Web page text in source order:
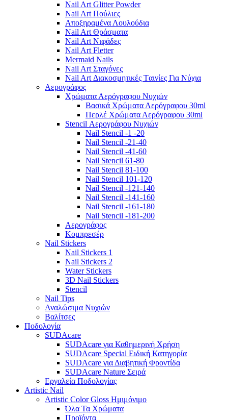
Nail Art Glitter Powder
Nail Art Πούλιες
Αποξηραμένα Λουλούδια
Nail Art Θράσματα
Nail Art Νιφάδες
Nail Art Fletter
Mermaid Nails
Nail Art Σταγόνες
Nail Art Διακοσμητικές Tαινίες Για Νύχια
Αερογράφος
Χρώματα Αερόγραφου Νυχιών
Βασικά Χρώματα Αερόγραφου 30ml
Περλέ Χρώματα Αερόγραφου 30ml
Stencil Αερογράφου Νυχιών
Nail Stencil -1 -20
Nail Stencil -21-40
Nail Stencil -41-60
Nail Stencil 61-80
Nail Stencil 81-100
Nail Stencil 101-120
Nail Stencil -121-140
Nail Stencil -141-160
Nail Stencil -161-180
Nail Stencil -181-200
Αερογράφoς
Κομπρεσέρ
Nail Stickers
Nail Stickers 1
Nail Stickers 2
Water Stickers
3D Nail Stickers
Stencil
Nail Tips
Αναλώσιμα Νυχιών
Βαλίτσες
Ποδολογία
SUDAcare
SUDAcare για Καθημερινή Χρήση
SUDAcare Special Ειδική Κατηγορία
SUDAcare για Διαβητική Φροντίδα
SUDAcare Nature Σειρά
Εργαλεία Ποδολογίας
Artistic Nail
Artistic Color Gloss Ημιμόνιμο
Όλα Τα Χρώματα
Προϊόντα